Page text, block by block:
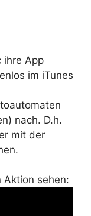
ihre App
im iTunes
nach. D.h.
mit der
Aktion sehen: